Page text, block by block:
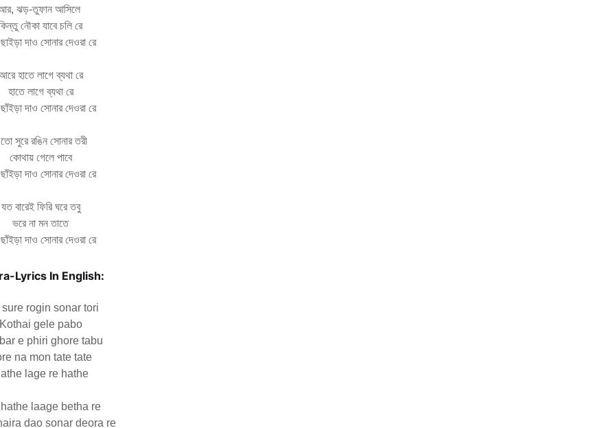
ঝড়-তুফান আসিলে
নৌকা যাবে চলি রে
দাও সোনার দেওরা রে
হাতে লাগে ব্যথা রে
হাতে লাগে ব্যথা রে
দাও সোনার দেওরা রে
সুরে রঙিন সোনার তরী
কোথায় গেলে পাবে
দাও সোনার দেওরা রে
যত বারেই ফিরি ঘরে তবু
ভরে না মন তাতে
দাও সোনার দেওরা রে
Lyrics In English:
sure rogin sonar tori
Kothai gele pabo
e phiri ghore tabu
na mon tate tate
lage re hathe
laage betha re
dao sonar deora re